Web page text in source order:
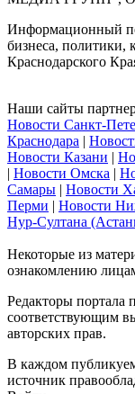
Информационный
бизнеса, политики,
Краснодарского
Наши сайты
Новости Санкт-
Краснодара |
Новости Казани |
| Новости Омска |
Самары | Новости
Перми | Новости
Нур-Султана
Некоторые из
ознакомлению
Редакторы портала
соответствующим
авторских прав.
В каждом
источник